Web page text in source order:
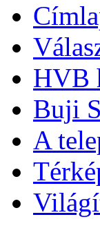
HVB
Buji
A